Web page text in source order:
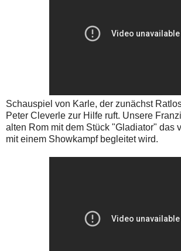
Schauspiel von Karle, der zunächst
Peter Cleverle zur Hilfe ruft. Unsere
alten Rom mit dem Stück "Gladiator" das
mit einem Showkampf begleitet wird.